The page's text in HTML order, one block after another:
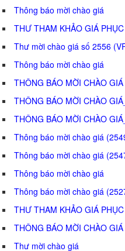
Thông báo mời chào giá
THƯ THAM KHẢO GIÁ
Thư mời chào giá số 2556
Thông báo mời chào giá
THÔNG BÁO MỜI CHÀO GIÁ
THÔNG BÁO MỜI CHÀO
THÔNG BÁO MỜI CHÀO
Thông báo mời chào giá
Thông báo mời chào giá
Thông báo mời chào giá
Thông báo mời chào giá
THƯ THAM KHẢO GIÁ
THÔNG BÁO MỜI CHÀO GIÁ
Thư mời chào giá